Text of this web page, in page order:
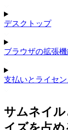
デスクトップ
ブラウザの拡張
支払いとライセン
サムネイ